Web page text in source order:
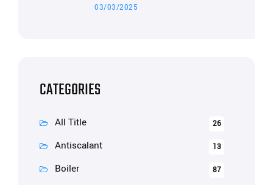
03/03/2025
CATEGORIES
All Title 26
Antiscalant 13
Boiler 87